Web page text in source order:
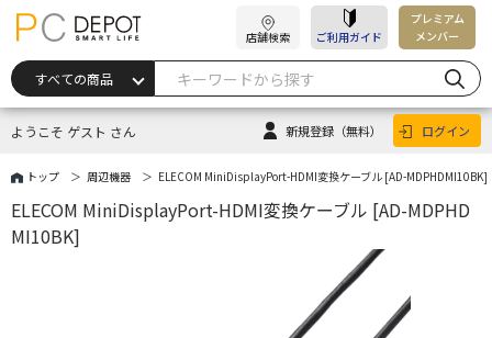
店舗検索 ご利用ガイド
プレミアム
メンバー
ようこそ ゲスト さん 新規登録 （無料） ログイン
トップ 周辺機器 ELECOM MiniDisplayPort-HDMI変換ケーブル [AD-MDPHDMI10BK]
ELECOM MiniDisplayPort-HDMI変換ケーブル [AD-MDPHD
MI10BK]